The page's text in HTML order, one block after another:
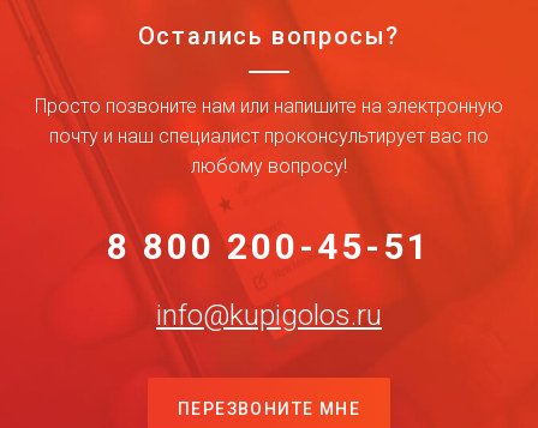
Остались вопросы?
Просто позвоните нам или напишите на электронную
почту и наш специалист проконсультирует вас по
любому вопросу!
8 800 200-45-51
info@kupigolos.ru
ПЕРЕЗВОНИТЕ МНЕ